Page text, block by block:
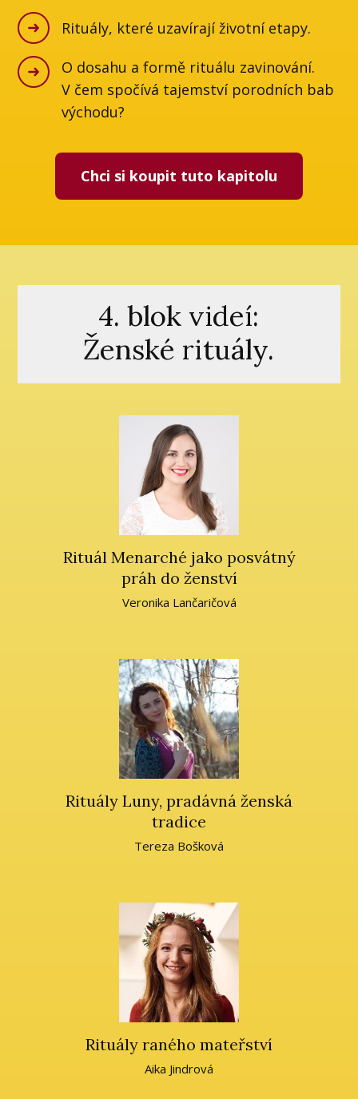
Rituály, které uzavírají životní etapy.
O dosahu a formě rituálu zavinování.
V čem spočívá tajemství porodních bab
východu?
Chci si koupit tuto kapitolu
4. blok videí:
Ženské rituály.
Rituál Menarché jako posvátný
práh do ženství
Veronika Lančaričová
Rituály Luny, pradávná ženská
tradice
Tereza Bošková
Rituály raného mateřství
Aika Jindrová